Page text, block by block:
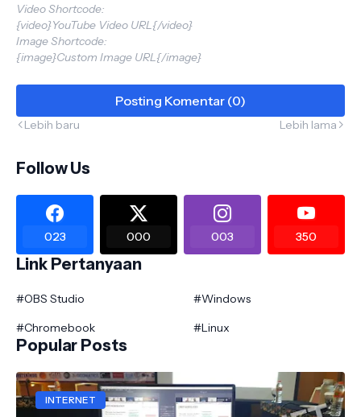
Video Shortcode:
{video}YouTube Video URL{/video}
Image Shortcode:
{image}Custom Image URL{/image}
Posting Komentar (0)
Lebih baru Lebih lama
Follow Us
023 000 003 350
Link Pertanyaan
#OBS Studio
#Windows
#Chromebook
#Linux
Popular Posts
INTERNET